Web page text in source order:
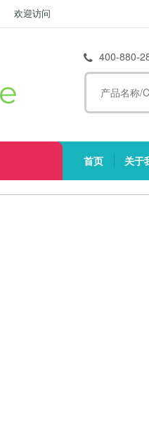
欢迎访问
400-880-
首页
关于